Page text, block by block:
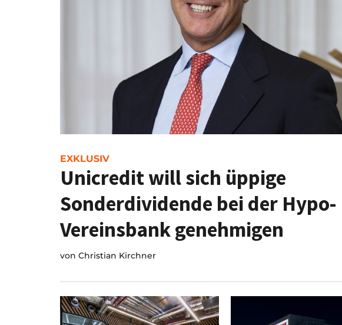
EXKLUSIV
Unicredit will sich üppige
Sonderdividende bei der Hypo-
Vereinsbank genehmigen
von Christian Kirchner